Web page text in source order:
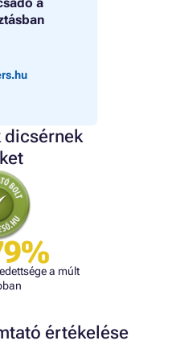
a
dicsérnek
a múlt
értékelése